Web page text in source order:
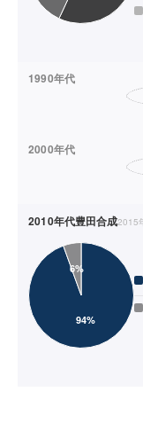
1990年代
2000年代
2010年代豊田合成2015